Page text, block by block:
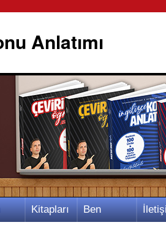
Anlatımı
Kitapları Ben